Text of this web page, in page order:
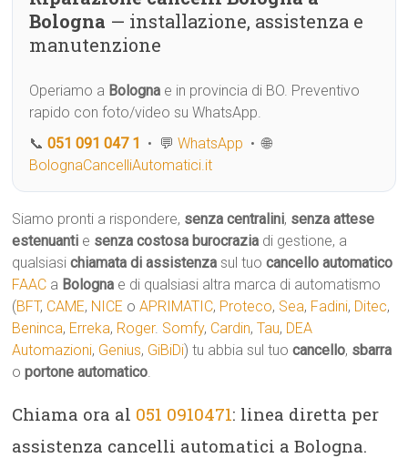
Bologna — installazione, assistenza e
manutenzione
Operiamo a Bologna e in provincia di BO. Preventivo
rapido con foto/video su WhatsApp.
📞051 091 047 1 • 💬WhatsApp • 🌐
BolognaCancelliAutomatici.it
Siamo pronti a rispondere, senza centralini, senza attese
estenuanti e senza costosa burocrazia di gestione, a
qualsiasichiamata di assistenza sul tuocancello automatico
FAAC a Bologna e di qualsiasi altra marca di automatismo
(BFT, CAME, NICE oAPRIMATIC, Proteco, Sea, Fadini, Ditec,
Beninca, Erreka, Roger. Somfy, Cardin,Tau, DEA
Automazioni, Genius, GiBiDi) tu abbia sul tuocancello, sbarra
oportone automatico.
Chiama ora al 051 0910471: linea diretta per
assistenza cancelli automatici a Bologna.